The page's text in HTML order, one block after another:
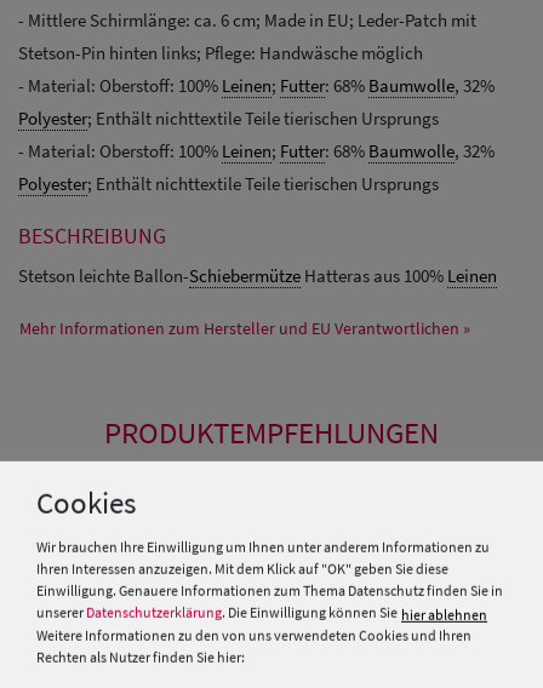
- Mittlere Schirmlänge: ca. 6 cm; Made in EU; Leder-Patch mit
Stetson-Pin hinten links; Pflege: Handwäsche möglich
- Material: Oberstoff: 100% Leinen; Futter: 68% Baumwolle, 32%
Polyester; Enthält nichttextile Teile tierischen Ursprungs
- Material: Oberstoff: 100% Leinen; Futter: 68% Baumwolle, 32%
Polyester; Enthält nichttextile Teile tierischen Ursprungs
BESCHREIBUNG
Stetson leichte Ballon-Schiebermütze Hatteras aus 100% Leinen
Mehr Informationen zum Hersteller und EU Verantwortlichen »
PRODUKTEMPFEHLUNGEN
Cookies
Wir brauchen Ihre Einwilligung um Ihnen unter anderem Informationen zu
Ihren Interessen anzuzeigen. Mit dem Klick auf "OK" geben Sie diese
Einwilligung. Genauere Informationen zum Thema Datenschutz finden Sie in
unserer Datenschutzerklärung. Die Einwilligung können Sie hier ablehnen
Weitere Informationen zu den von uns verwendeten Cookies und Ihren
Rechten als Nutzer finden Sie hier: